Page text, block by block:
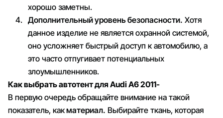
хорошо заметны.
Дополнительный уровень безопасности. Хотя
данное изделие не является охранной системой,
оно усложняет быстрый доступ к автомобилю, а
это часто отпугивает потенциальных
злоумышленников.
Как выбрать автотент для Audi A6 2011-
В первую очередь обращайте внимание на такой
показатель, какматериал. Выбирайте ткань, которая